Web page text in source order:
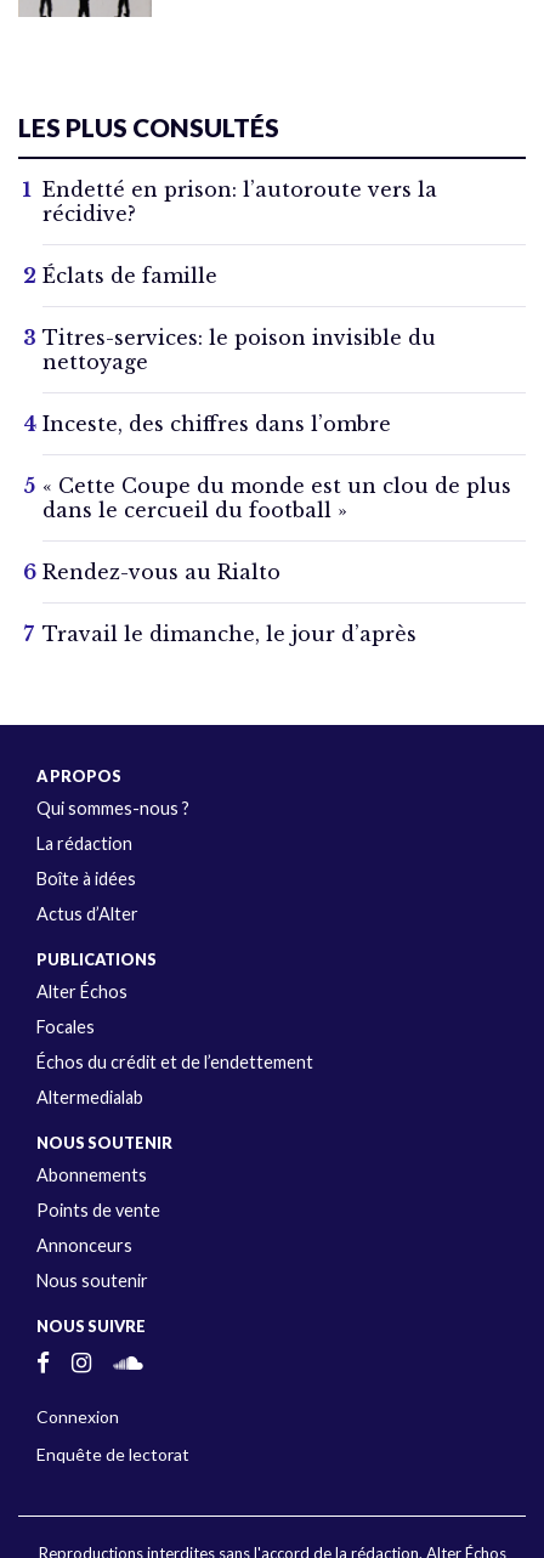
LES PLUS CONSULTÉS
Endetté en prison: l’autoroute vers la
récidive?
Éclats de famille
Titres-services: le poison invisible du
nettoyage
Inceste, des chiffres dans l’ombre
« Cette Coupe du monde est un clou de plus
dans le cercueil du football »
Rendez-vous au Rialto
Travail le dimanche, le jour d’après
A PROPOS
Qui sommes-nous ?
La rédaction
Boîte à idées
Actus d’Alter
PUBLICATIONS
Alter Échos
Focales
Échos du crédit et de l’endettement
Altermedialab
NOUS SOUTENIR
Abonnements
Points de vente
Annonceurs
Nous soutenir
NOUS SUIVRE
Connexion
Enquête de lectorat
Reproductions interdites sans l'accord de la rédaction. Alter Échos